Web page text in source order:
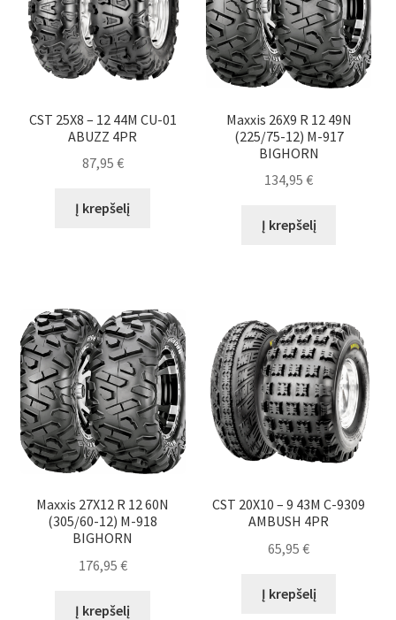
CST 25X8 – 12 44M CU-01
ABUZZ 4PR
87,95 €
Į krepšelį
Maxxis 26X9 R 12 49N
(225/75-12) M-917
BIGHORN
134,95€
Į krepšelį
Maxxis 27X12 R 12 60N
(305/60-12) M-918
BIGHORN
176,95 €
Į krepšelį
CST 20X10 – 9 43M C-9309
AMBUSH 4PR
65,95€
Į krepšelį